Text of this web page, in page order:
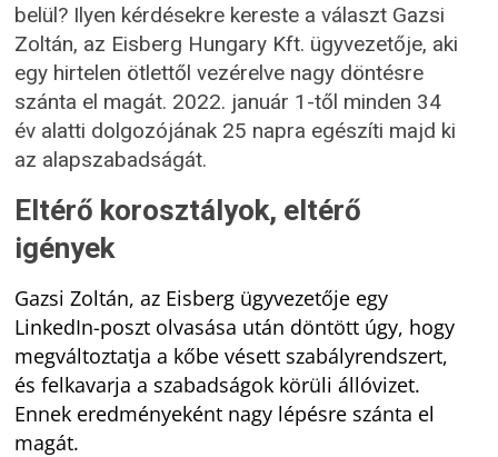
belül? Ilyen kérdésekre kereste a választ Gazsi
Zoltán, az Eisberg Hungary Kft. ügyvezetője, aki
egy hirtelen ötlettől vezérelve nagy döntésre
szánta el magát. 2022. január 1-től minden 34
év alatti dolgozójának 25 napra egészíti majd ki
az alapszabadságát.
Eltérő korosztályok, eltérő
igények
Gazsi Zoltán, az Eisberg ügyvezetője egy
LinkedIn-poszt olvasása után döntött úgy, hogy
megváltoztatja a kőbe vésett szabályrendszert,
és felkavarja a szabadságok körüli állóvizet.
Ennek eredményeként nagy lépésre szánta el
magát.